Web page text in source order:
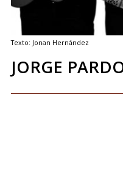
Texto: Jonan Hernández
JORGE